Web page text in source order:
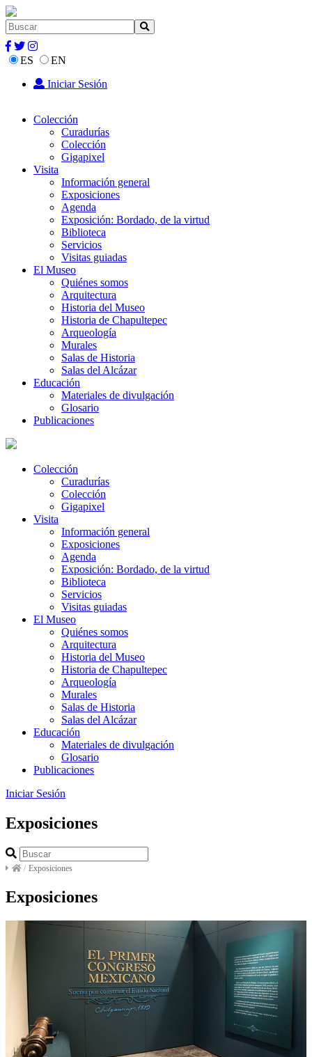
ES
EN
Iniciar Sesión
Colección
Curadurías
Colección
Gigapixel
Visita
Información general
Exposiciones
Agenda
Exposición: Bordado, de la virtud
Biblioteca
Servicios
Visitas guiadas
El Museo
Quiénes somos
Arquitectura
Historia del Museo
Historia de Chapultepec
Arqueología
Murales
Salas de Historia
Salas del Alcázar
Educación
Materiales de divulgación
Glosario
Publicaciones
Colección
Curadurías
Colección
Gigapixel
Visita
Información general
Exposiciones
Agenda
Exposición: Bordado, de la virtud
Biblioteca
Servicios
Visitas guiadas
El Museo
Quiénes somos
Arquitectura
Historia del Museo
Historia de Chapultepec
Arqueología
Murales
Salas de Historia
Salas del Alcázar
Educación
Materiales de divulgación
Glosario
Publicaciones
Iniciar Sesión
Exposiciones
/ Exposiciones
Exposiciones